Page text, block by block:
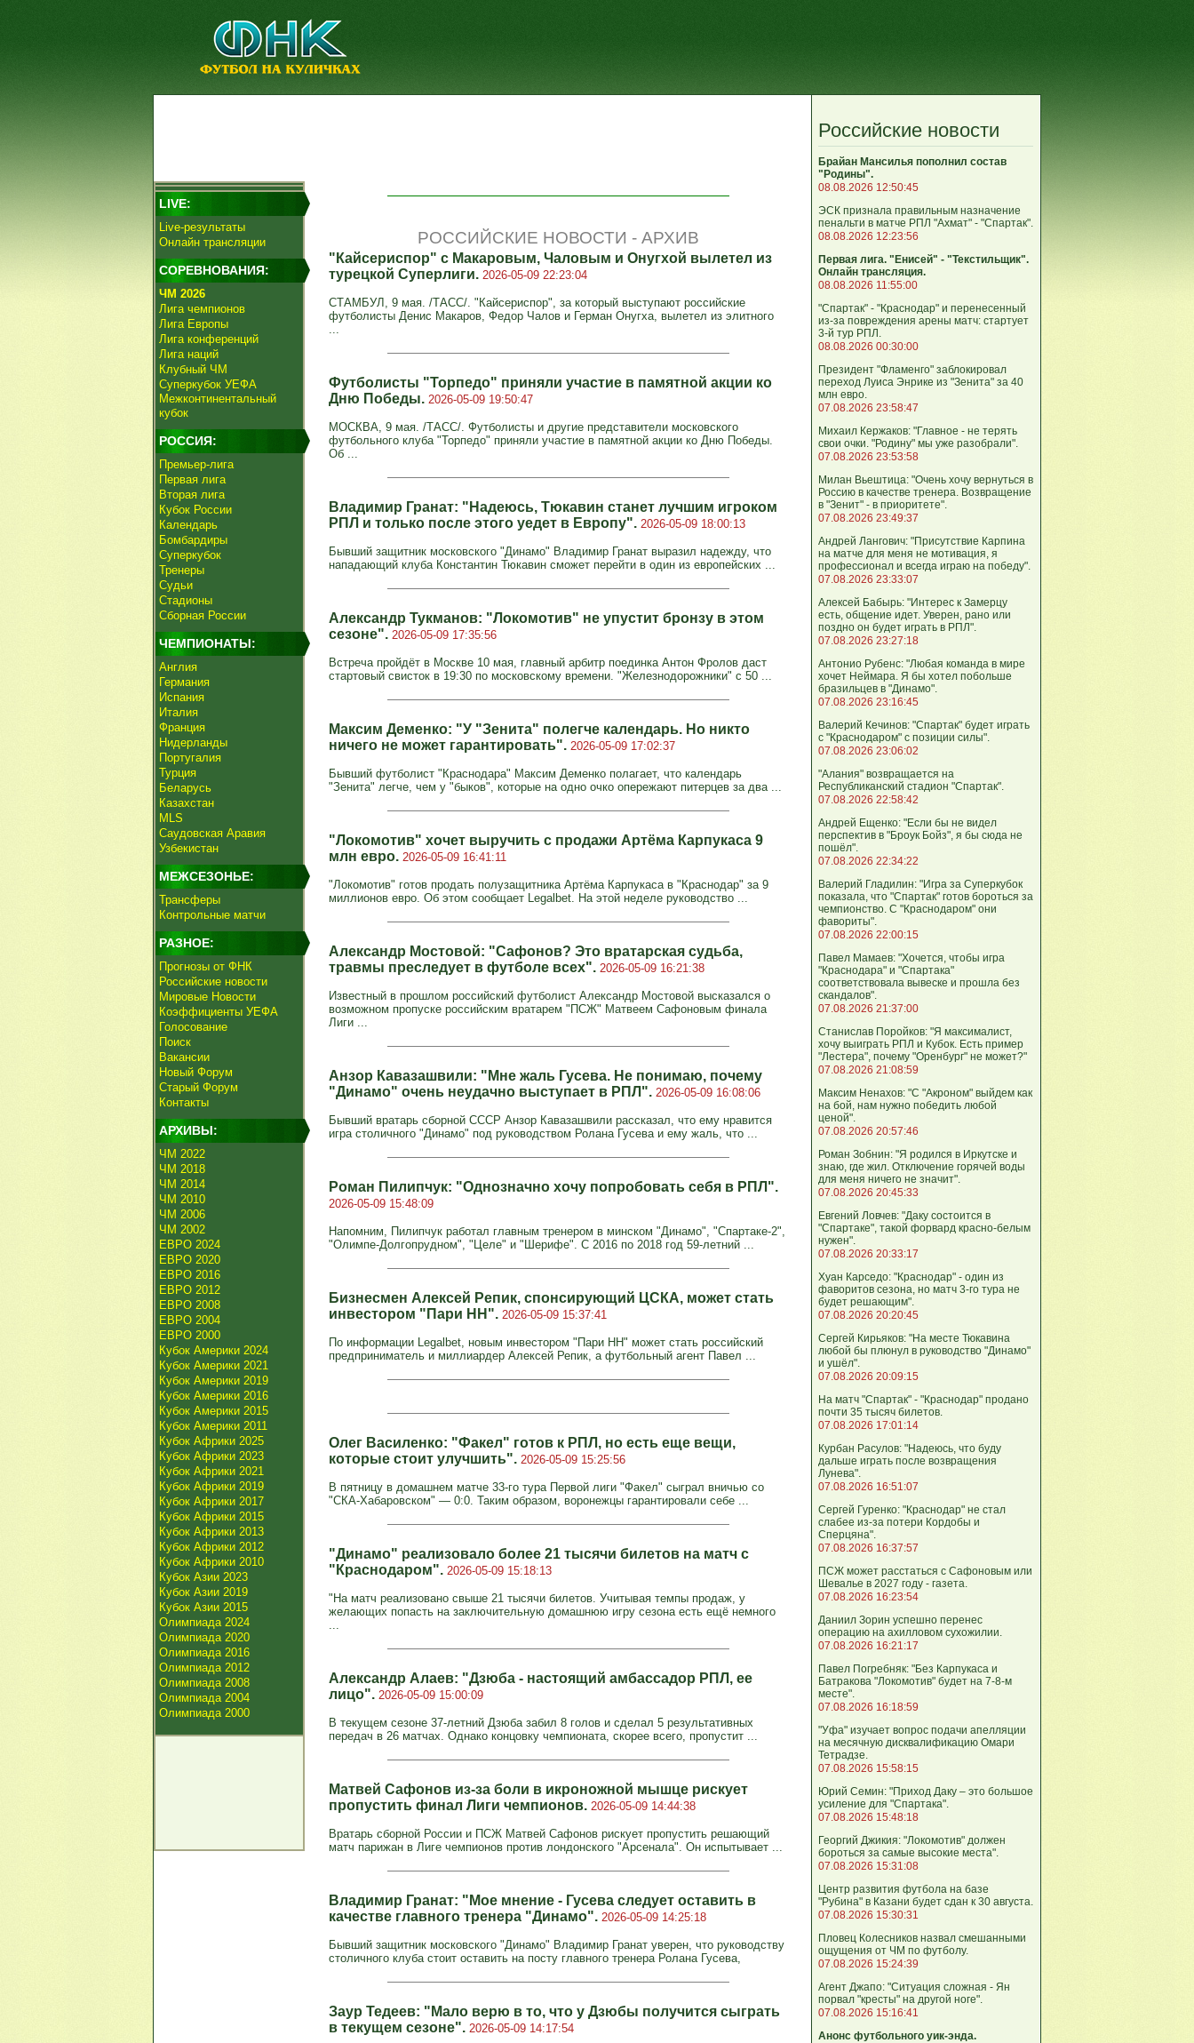
LIVE:
Live-результаты
Онлайн трансляции
СОРЕВНОВАНИЯ:
ЧМ 2026
Лига чемпионов
Лига Европы
Лига конференций
Лига наций
Клубный ЧМ
Суперкубок УЕФА
Межконтинентальный
кубок
РОССИЯ:
Премьер-лига
Первая лига
Вторая лига
Кубок России
Календарь
Бомбардиры
Суперкубок
Тренеры
Судьи
Стадионы
Сборная России
ЧЕМПИОНАТЫ:
Англия
Германия
Испания
Италия
Франция
Нидерланды
Португалия
Турция
Беларусь
Казахстан
MLS
Саудовская Аравия
Узбекистан
МЕЖСЕЗОНЬЕ:
Трансферы
Контрольные матчи
РАЗНОЕ:
Прогнозы от ФНК
Российские новости
Мировые Новости
Коэффициенты УЕФА
Голосование
Поиск
Вакансии
Новый Форум
Старый Форум
Контакты
АРХИВЫ:
ЧМ 2022
ЧМ 2018
ЧМ 2014
ЧМ 2010
ЧМ 2006
ЧМ 2002
ЕВРО 2024
ЕВРО 2020
ЕВРО 2016
ЕВРО 2012
ЕВРО 2008
ЕВРО 2004
ЕВРО 2000
Кубок Америки 2024
Кубок Америки 2021
Кубок Америки 2019
Кубок Америки 2016
Кубок Америки 2015
Кубок Америки 2011
Кубок Африки 2025
Кубок Африки 2023
Кубок Африки 2021
Кубок Африки 2019
Кубок Африки 2017
Кубок Африки 2015
Кубок Африки 2013
Кубок Африки 2012
Кубок Африки 2010
Кубок Азии 2023
Кубок Азии 2019
Кубок Азии 2015
Олимпиада 2024
Олимпиада 2020
Олимпиада 2016
Олимпиада 2012
Олимпиада 2008
Олимпиада 2004
Олимпиада 2000
РОССИЙСКИЕ НОВОСТИ - АРХИВ
"Кайсериспор" с Макаровым, Чаловым и Онугхой вылетел из
турецкой Суперлиги. 2026-05-09 22:23:04
СТАМБУЛ, 9 мая. /ТАСС/. "Кайсериспор", за который выступают российские
футболисты Денис Макаров, Федор Чалов и Герман Онугха, вылетел из элитного
...
Футболисты "Торпедо" приняли участие в памятной акции ко
Дню Победы. 2026-05-09 19:50:47
МОСКВА, 9 мая. /ТАСС/. Футболисты и другие представители московского
футбольного клуба "Торпедо" приняли участие в памятной акции ко Дню Победы.
Об ...
Владимир Гранат: "Надеюсь, Тюкавин станет лучшим игроком
РПЛ и только после этого уедет в Европу". 2026-05-09 18:00:13
Бывший защитник московского "Динамо" Владимир Гранат выразил надежду, что
нападающий клуба Константин Тюкавин сможет перейти в один из европейских ...
Александр Тукманов: "Локомотив" не упустит бронзу в этом
сезоне". 2026-05-09 17:35:56
Встреча пройдёт в Москве 10 мая, главный арбитр поединка Антон Фролов даст
стартовый свисток в 19:30 по московскому времени. "Железнодорожники" с 50 ...
Максим Деменко: "У "Зенита" полегче календарь. Но никто
ничего не может гарантировать". 2026-05-09 17:02:37
Бывший футболист "Краснодара" Максим Деменко полагает, что календарь
"Зенита" легче, чем у "быков", которые на одно очко опережают питерцев за два ...
"Локомотив" хочет выручить с продажи Артёма Карпукаса 9
млн евро. 2026-05-09 16:41:11
"Локомотив" готов продать полузащитника Артёма Карпукаса в "Краснодар" за 9
миллионов евро. Об этом сообщает Legalbet. На этой неделе руководство ...
Александр Мостовой: "Сафонов? Это вратарская судьба,
травмы преследует в футболе всех". 2026-05-09 16:21:38
Известный в прошлом российский футболист Александр Мостовой высказался о
возможном пропуске российским вратарем "ПСЖ" Матвеем Сафоновым финала
Лиги ...
Анзор Кавазашвили: "Мне жаль Гусева. Не понимаю, почему
"Динамо" очень неудачно выступает в РПЛ". 2026-05-09 16:08:06
Бывший вратарь сборной СССР Анзор Кавазашвили рассказал, что ему нравится
игра столичного "Динамо" под руководством Ролана Гусева и ему жаль, что ...
Роман Пилипчук: "Однозначно хочу попробовать себя в РПЛ".
2026-05-09 15:48:09
Напомним, Пилипчук работал главным тренером в минском "Динамо", "Спартаке-2",
"Олимпе-Долгопрудном", "Целе" и "Шерифе". С 2016 по 2018 год 59-летний ...
Бизнесмен Алексей Репик, спонсирующий ЦСКА, может стать
инвестором "Пари НН". 2026-05-09 15:37:41
По информации Legalbet, новым инвестором "Пари НН" может стать российский
предприниматель и миллиардер Алексей Репик, а футбольный агент Павел ...
Олег Василенко: "Факел" готов к РПЛ, но есть еще вещи,
которые стоит улучшить". 2026-05-09 15:25:56
В пятницу в домашнем матче 33-го тура Первой лиги "Факел" сыграл вничью со
"СКА-Хабаровском" — 0:0. Таким образом, воронежцы гарантировали себе ...
"Динамо" реализовало более 21 тысячи билетов на матч с
"Краснодаром". 2026-05-09 15:18:13
"На матч реализовано свыше 21 тысячи билетов. Учитывая темпы продаж, у
желающих попасть на заключительную домашнюю игру сезона есть ещё немного
...
Александр Алаев: "Дзюба - настоящий амбассадор РПЛ, ее
лицо". 2026-05-09 15:00:09
В текущем сезоне 37-летний Дзюба забил 8 голов и сделал 5 результативных
передач в 26 матчах. Однако концовку чемпионата, скорее всего, пропустит ...
Матвей Сафонов из-за боли в икроножной мышце рискует
пропустить финал Лиги чемпионов. 2026-05-09 14:44:38
Вратарь сборной России и ПСЖ Матвей Сафонов рискует пропустить решающий
матч парижан в Лиге чемпионов против лондонского "Арсенала". Он испытывает ...
Владимир Гранат: "Мое мнение - Гусева следует оставить в
качестве главного тренера "Динамо". 2026-05-09 14:25:18
Бывший защитник московского "Динамо" Владимир Гранат уверен, что руководству
столичного клуба стоит оставить на посту главного тренера Ролана Гусева,
Заур Тедеев: "Мало верю в то, что у Дзюбы получится сыграть
в текущем сезоне". 2026-05-09 14:17:54
Российские новости
Брайан Мансилья пополнил состав
"Родины".
08.08.2026 12:50:45
ЭСК признала правильным назначение
пенальти в матче РПЛ "Ахмат" - "Спартак".
08.08.2026 12:23:56
Первая лига. "Енисей" - "Текстильщик".
Онлайн трансляция.
08.08.2026 11:55:00
"Спартак" - "Краснодар" и перенесенный
из-за повреждения арены матч: стартует
3-й тур РПЛ.
08.08.2026 00:30:00
Президент "Фламенго" заблокировал
переход Луиса Энрике из "Зенита" за 40
млн евро.
07.08.2026 23:58:47
Михаил Кержаков: "Главное - не терять
свои очки. "Родину" мы уже разобрали".
07.08.2026 23:53:58
Милан Вьештица: "Очень хочу вернуться в
Россию в качестве тренера. Возвращение
в "Зенит" - в приоритете".
07.08.2026 23:49:37
Андрей Лангович: "Присутствие Карпина
на матче для меня не мотивация, я
профессионал и всегда играю на победу".
07.08.2026 23:33:07
Алексей Бабырь: "Интерес к Замерцу
есть, общение идет. Уверен, рано или
поздно он будет играть в РПЛ".
07.08.2026 23:27:18
Антонио Рубенс: "Любая команда в мире
хочет Неймара. Я бы хотел побольше
бразильцев в "Динамо".
07.08.2026 23:16:45
Валерий Кечинов: "Спартак" будет играть
с "Краснодаром" с позиции силы".
07.08.2026 23:06:02
"Алания" возвращается на
Республиканский стадион "Спартак".
07.08.2026 22:58:42
Андрей Ещенко: "Если бы не видел
перспектив в "Броук Бойз", я бы сюда не
пошёл".
07.08.2026 22:34:22
Валерий Гладилин: "Игра за Суперкубок
показала, что "Спартак" готов бороться за
чемпионство. С "Краснодаром" они
фавориты".
07.08.2026 22:00:15
Павел Мамаев: "Хочется, чтобы игра
"Краснодара" и "Спартака"
соответствовала вывеске и прошла без
скандалов".
07.08.2026 21:37:00
Станислав Поройков: "Я максималист,
хочу выиграть РПЛ и Кубок. Есть пример
"Лестера", почему "Оренбург" не может?"
07.08.2026 21:08:59
Максим Ненахов: "С "Акроном" выйдем как
на бой, нам нужно победить любой
ценой".
07.08.2026 20:57:46
Роман Зобнин: "Я родился в Иркутске и
знаю, где жил. Отключение горячей воды
для меня ничего не значит".
07.08.2026 20:45:33
Евгений Ловчев: "Даку состоится в
"Спартаке", такой форвард красно-белым
нужен".
07.08.2026 20:33:17
Хуан Карседо: "Краснодар" - один из
фаворитов сезона, но матч 3-го тура не
будет решающим".
07.08.2026 20:20:45
Сергей Кирьяков: "На месте Тюкавина
любой бы плюнул в руководство "Динамо"
и ушёл".
07.08.2026 20:09:15
На матч "Спартак" - "Краснодар" продано
почти 35 тысяч билетов.
07.08.2026 17:01:14
Курбан Расулов: "Надеюсь, что буду
дальше играть после возвращения
Лунева".
07.08.2026 16:51:07
Сергей Гуренко: "Краснодар" не стал
слабее из-за потери Кордобы и
Сперцяна".
07.08.2026 16:37:57
ПСЖ может расстаться с Сафоновым или
Шевалье в 2027 году - газета.
07.08.2026 16:23:54
Даниил Зорин успешно перенес
операцию на ахилловом сухожилии.
07.08.2026 16:21:17
Павел Погребняк: "Без Карпукаса и
Батракова "Локомотив" будет на 7-8-м
месте".
07.08.2026 16:18:59
"Уфа" изучает вопрос подачи апелляции
на месячную дисквалификацию Омари
Тетрадзе.
07.08.2026 15:58:15
Юрий Семин: "Приход Даку – это большое
усиление для "Спартака".
07.08.2026 15:48:18
Георгий Джикия: "Локомотив" должен
бороться за самые высокие места".
07.08.2026 15:31:08
Центр развития футбола на базе
"Рубина" в Казани будет сдан к 30 августа.
07.08.2026 15:30:31
Пловец Колесников назвал смешанными
ощущения от ЧМ по футболу.
07.08.2026 15:24:39
Агент Джапо: "Ситуация сложная - Ян
порвал "кресты" на другой ноге".
07.08.2026 15:16:41
Анонс футбольного уик-энда.